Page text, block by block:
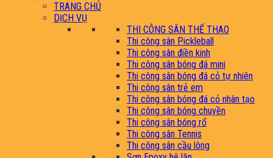
TRANG CHỦ
DỊCH VỤ
THI CÔNG SÂN THỂ THAO
Thi công sân Pickleball
Thi công sân điền kinh
Thi công sân bóng đá mini
Thi công sân bóng đá cỏ tự nhiên
Thi công sân trẻ em
Thi công sân bóng đá cỏ nhân tạo
Thi công sân bóng chuyền
Thi công sân bóng rổ
Thi công sân Tennis
Thi công sân cầu lông